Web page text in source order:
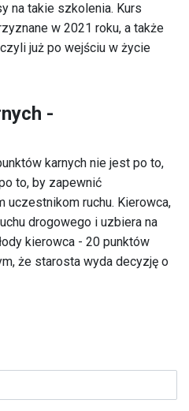
na takie szkolenia. Kurs
w 2021 roku, a także
już po wejściu w życie
-
karnych nie jest po to,
to, by zapewnić
ruchu. Kierowca,
drogowego i uzbiera na
kierowca - 20 punktów
że starosta wyda decyzję o